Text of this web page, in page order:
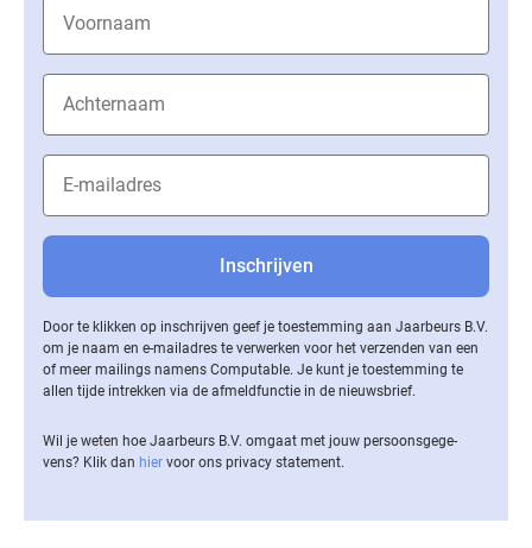
Door te klikken op inschrijven geef je toestemming aan Jaarbeurs B.V.
om je naam en e-mailadres te verwerken voor het verzenden van een
of meer mailings namens Computable. Je kunt je toestemming te
allen tijde intrekken via de af­meld­func­tie in de nieuwsbrief.
Wil je weten hoe Jaarbeurs B.V. omgaat met jouw per­soons­ge­ge­
vens? Klik dan hier voor ons privacy statement.